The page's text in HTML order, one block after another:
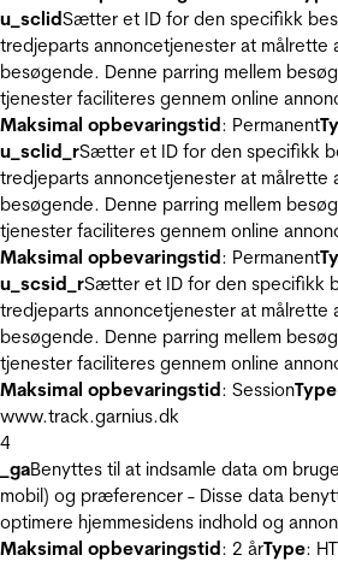
u_sclidSætter et ID for den specifikk
tredjeparts annoncetjenester at målrette
besøgende. Denne parring mellem
tjenester faciliteres gennem online
Maksimal opbevaringstid: Permanent
u_sclid_rSætter et ID for den specifikk
tredjeparts annoncetjenester at målrette
besøgende. Denne parring mellem
tjenester faciliteres gennem online
Maksimal opbevaringstid: Permanent
u_scsid_rSætter et ID for den specifikk
tredjeparts annoncetjenester at målrette
besøgende. Denne parring mellem
tjenester faciliteres gennem online
Maksimal opbevaringstid: SessionType
www.track.garnius.dk
4
_gaBenyttes til at indsamle data om
mobil) og præferencer - Disse data
optimere hjemmesidens indhold og
Maksimal opbevaringstid: 2 årType: